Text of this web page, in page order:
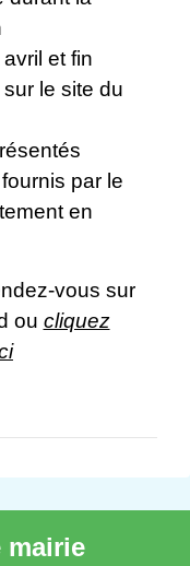
et fin
le site du
par le
en
vous sur
ou cliquez
mairie